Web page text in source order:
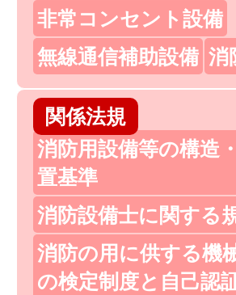
非常コンセント設備
無線通信補助設備 消
関係法規
消防用設備等の構造
置基準
消防設備士に関する
消防の用に供する機
の検定制度と自己認